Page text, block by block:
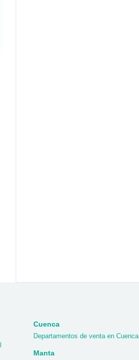
Cuenca
Departamentos de venta en Cuenca
Manta